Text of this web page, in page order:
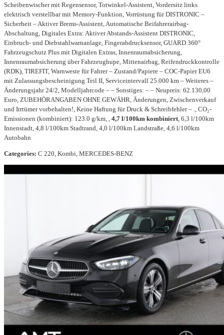
Scheibenwischer mit Regensensor, Totwinkel-Assistent, Vordersitz links
elektrisch verstellbar mit Memory-Funktion, Vorrüstung für DISTRONIC –
Sicherheit – Aktiver Brems-Assistent, Automatische Beifahrerairbag-
Abschaltung, Digitales Extra: Aktiver Abstands-Assistent DISTRONIC,
Einbruch- und Diebstahlwarnanlage, Fingerabdrucksensor, GUARD 360°
Fahrzeugschutz Plus mit Digitalen Extras, Innenraumabsicherung,
Innenraumabsicherung über Fahrzeughupe, Mittenairbag, Reifendruckkontrolle
(RDK), TIREFIT, Warnweste für Fahrer – Zustand/Papiere – COC-Papier EU6
mit Zulassungsbescheinigung Teil II, Serviceintervall 25.000 km – Weiteres –
Änderungsjahr 24/2, Modelljahrcode – – Sonstiges: – – Neupreis: 62.130,00
Euro, ZUBEHÖRANGABEN OHNE GEWÄHR, Änderungen, Zwischenverkauf
und Irrtümer vorbehalten!, Keine Haftung für Druck & Schreibfehler – ., CO₂-
Emissionen (kombiniert): 123.0 g/km, , 4,7 l/100km kombiniert, 6,3 l/100km
Innenstadt, 4,8 l/100km Stadtrand, 4,0 l/100km Landstraße, 4,6 l/100km
Autobahn
Categories: C 220, Kombi, MERCEDES-BENZ